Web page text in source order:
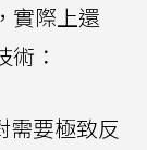
實際上還
：
需要極致反